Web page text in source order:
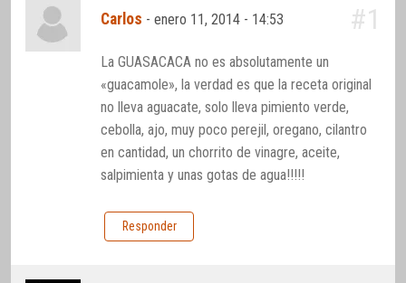
Carlos -enero 11, 2014 - 14:53 #1
La GUASACACA no es absolutamente un
«guacamole», la verdad es que la receta original
no lleva aguacate, solo lleva pimiento verde,
cebolla, ajo, muy poco perejil, oregano, cilantro
en cantidad, un chorrito de vinagre, aceite,
salpimienta y unas gotas de agua!!!!!
Responder